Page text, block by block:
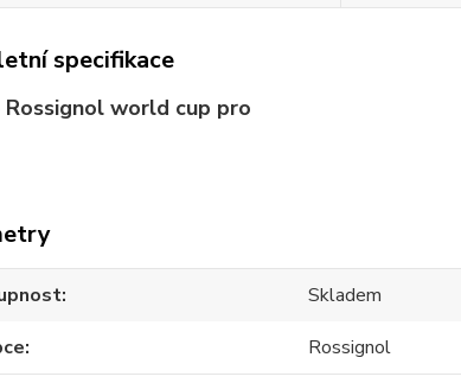
specifikace
Rossignol world cup pro
Skladem
Rossignol